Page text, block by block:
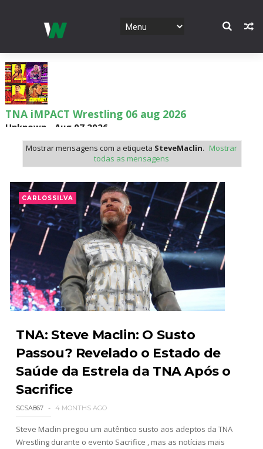
TNA iMPACT Wrestling 06 aug 2026
Unknown Aug 07 2026
AEW Dynamite 05AUG26
Unknown-Aug 06 2026
WWE NXT 04 Aug 2026
Unknown Aug 05 2026
WWE Monday Night Raw 03 Aug 2026
WWE SummerSlam 2026 - Sunday
Unknown-Aug 02 2026
WWE Main Event, July 30, 2026
Mostrar mensagens com a etiqueta SteveMaclin. Mostrar
todas as mensagens
CARLOSSILVA
TNA: Steve Maclin: O Susto
Passou? Revelado o Estado de
Saúde da Estrela da TNA Após o
Sacrifice
SCSA867 4 MONTHS AGO
Steve Maclin pregou um autêntico susto aos adeptos da TNA
Wrestling durante o evento Sacrifice , mas as notícias mais